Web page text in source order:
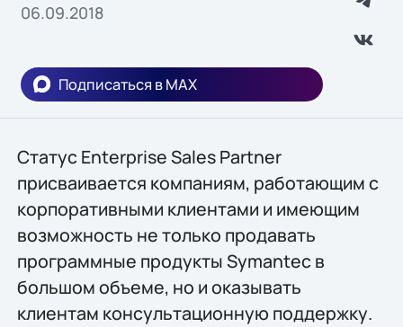
06.09.2018
Подписаться в MAX
Статус Enterprise Sales Partner
присваивается компаниям, работающим с
корпоративными клиентами и имеющим
возможность не только продавать
программные продукты Symantec в
большом объеме, но и оказывать
клиентам консультационную поддержку.